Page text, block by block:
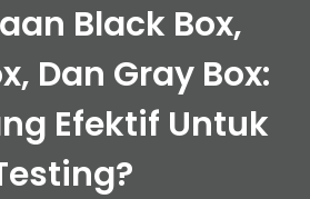
Black Box,
Dan Gray Box:
Efektif Untuk